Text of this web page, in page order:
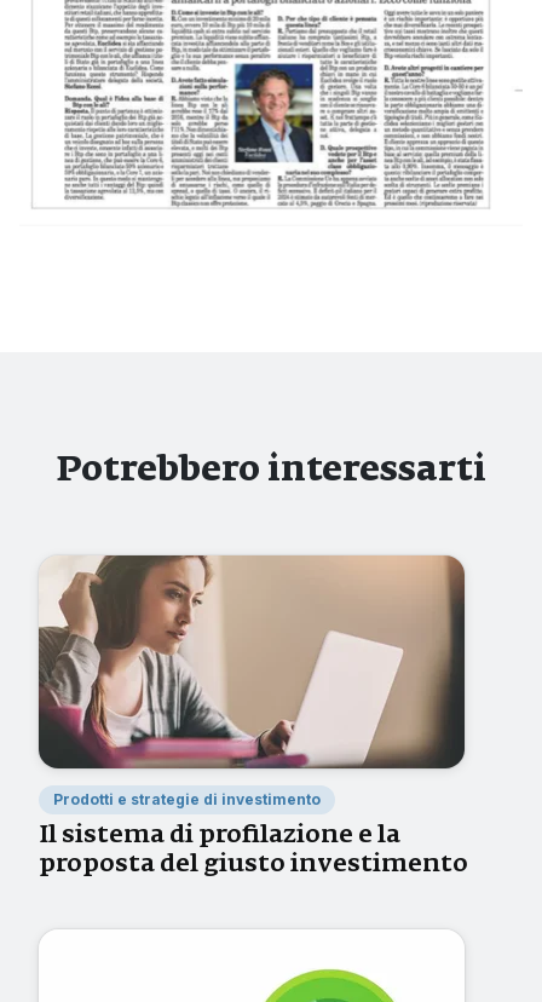
Potrebbero interessarti
Prodotti e strategie di investimento
Il sistema di profilazione e la
proposta del giusto investimento